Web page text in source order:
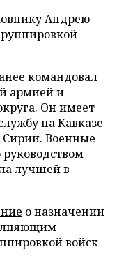
Андрею
командовал
армией и
Он имеет
на Кавказе
Сирии. Военные
руководством
лучшей в
о назначении
войск